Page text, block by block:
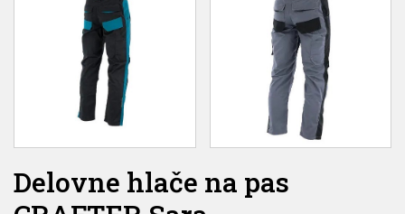
Delovne hlače na pas